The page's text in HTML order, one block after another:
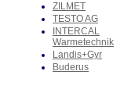
ZILMET
TESTO AG
INTERCAL
Warmetechnik
Landis+Gyr
Buderus